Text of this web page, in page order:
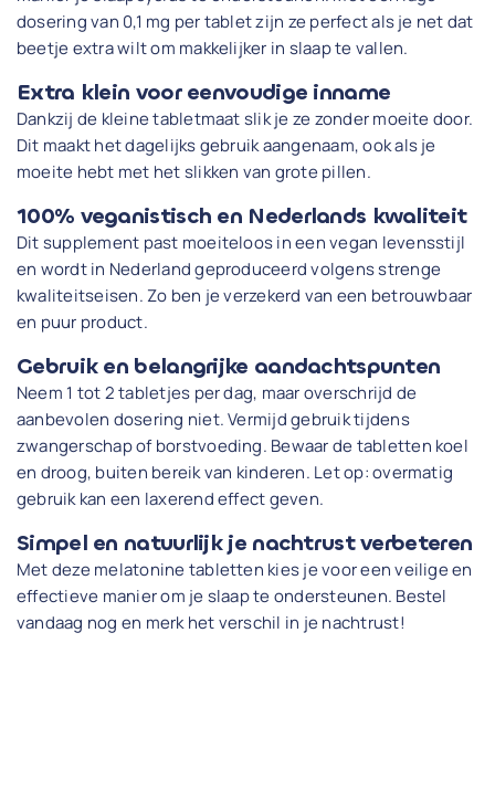
dosering van 0,1 mg per tablet zijn ze perfect als je net dat
beetje extra wilt om makkelijker in slaap te vallen.
Extra klein voor eenvoudige inname
Dankzij de kleine tabletmaat slik je ze zonder moeite door.
Dit maakt het dagelijks gebruik aangenaam, ook als je
moeite hebt met het slikken van grote pillen.
100% veganistisch en Nederlands kwaliteit
Dit supplement past moeiteloos in een vegan levensstijl
en wordt in Nederland geproduceerd volgens strenge
kwaliteitseisen. Zo ben je verzekerd van een betrouwbaar
en puur product.
Gebruik en belangrijke aandachtspunten
Neem 1 tot 2 tabletjes per dag, maar overschrijd de
aanbevolen dosering niet. Vermijd gebruik tijdens
zwangerschap of borstvoeding. Bewaar de tabletten koel
en droog, buiten bereik van kinderen. Let op: overmatig
gebruik kan een laxerend effect geven.
Simpel en natuurlijk je nachtrust verbeteren
Met deze melatonine tabletten kies je voor een veilige en
effectieve manier om je slaap te ondersteunen. Bestel
vandaag nog en merk het verschil in je nachtrust!